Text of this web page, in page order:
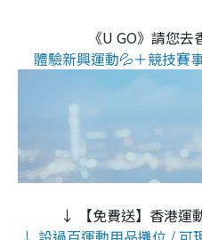
《U GO》請您去
體驗新興運動💦＋競技賽
↓ 【免費送】香港運